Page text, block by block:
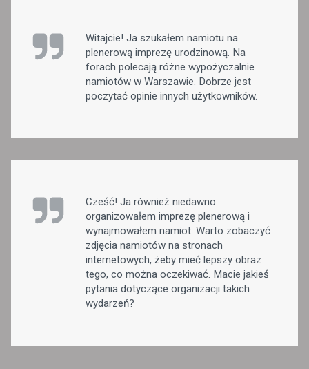
Witajcie! Ja szukałem namiotu na
plenerową imprezę urodzinową. Na
forach polecają różne wypożyczalnie
namiotów w Warszawie. Dobrze jest
poczytać opinie innych użytkowników.
Cześć! Ja również niedawno
organizowałem imprezę plenerową i
wynajmowałem namiot. Warto zobaczyć
zdjęcia namiotów na stronach
internetowych, żeby mieć lepszy obraz
tego, co można oczekiwać. Macie jakieś
pytania dotyczące organizacji takich
wydarzeń?